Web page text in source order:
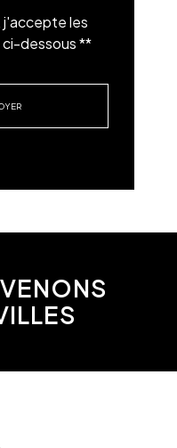
les
dessous **